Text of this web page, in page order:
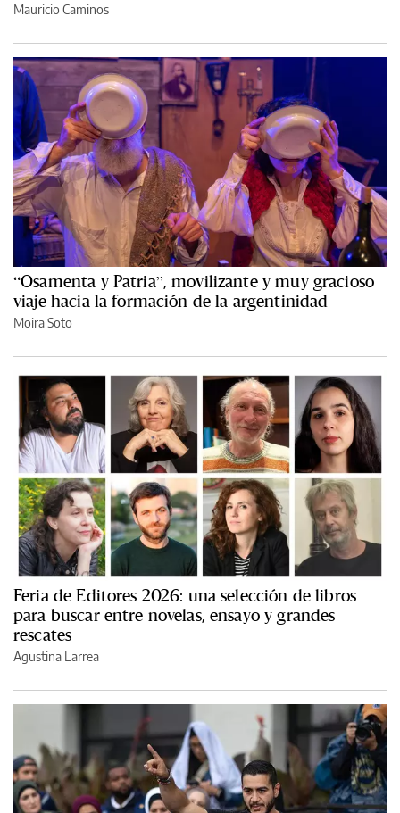
Mauricio Caminos
“Osamenta y Patria”, movilizante y muy gracioso
viaje hacia la formación de la argentinidad
Moira Soto
Feria de Editores 2026: una selección de libros
para buscar entre novelas, ensayo y grandes
rescates
Agustina Larrea